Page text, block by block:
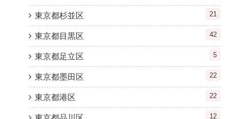
東京都杉並区 21
東京都目黒区 42
東京都足立区 5
東京都墨田区 22
東京都港区 22
12